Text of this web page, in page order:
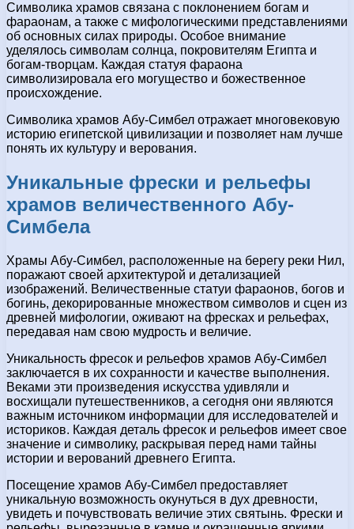
Символика храмов связана с поклонением богам и
фараонам, а также с мифологическими представлениями
об основных силах природы. Особое внимание
уделялось символам солнца, покровителям Египта и
богам-творцам. Каждая статуя фараона
символизировала его могущество и божественное
происхождение.
Символика храмов Абу-Симбел отражает многовековую
историю египетской цивилизации и позволяет нам лучше
понять их культуру и верования.
Уникальные фрески и рельефы
храмов величественного Абу-
Симбела
Храмы Абу-Симбел, расположенные на берегу реки Нил,
поражают своей архитектурой и детализацией
изображений. Величественные статуи фараонов, богов и
богинь, декорированные множеством символов и сцен из
древней мифологии, оживают на фресках и рельефах,
передавая нам свою мудрость и величие.
Уникальность фресок и рельефов храмов Абу-Симбел
заключается в их сохранности и качестве выполнения.
Веками эти произведения искусства удивляли и
восхищали путешественников, а сегодня они являются
важным источником информации для исследователей и
историков. Каждая деталь фресок и рельефов имеет свое
значение и символику, раскрывая перед нами тайны
истории и верований древнего Египта.
Посещение храмов Абу-Симбел предоставляет
уникальную возможность окунуться в дух древности,
увидеть и почувствовать величие этих святынь. Фрески и